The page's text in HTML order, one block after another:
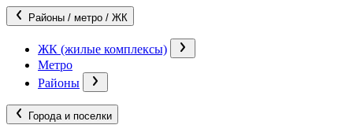
Районы / метро / ЖК
ЖК (жилые комплексы)
Метро
Районы
Города и поселки